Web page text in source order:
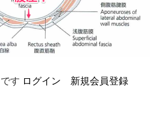
す ログイン 新規会員登録